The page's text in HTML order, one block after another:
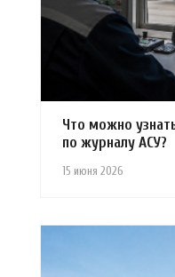
15 июня 2026
Что можно
по журналу АСУ?